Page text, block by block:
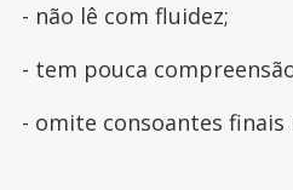
- não lê com fluidez;
- tem pouca
- omite consoantes